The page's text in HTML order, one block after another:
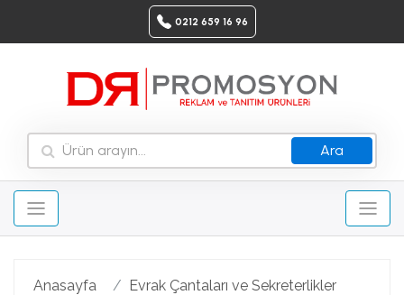
0212 659 16 96
Ara
Anasayfa
Evrak Çantaları ve Sekreterlikler